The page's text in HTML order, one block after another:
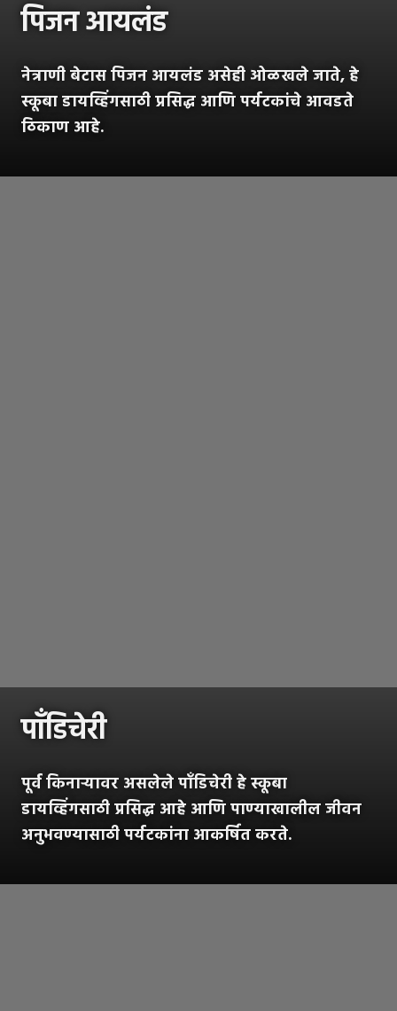
पिजन आयलंड
नेत्राणी बेटास पिजन आयलंड असेही ओळखले जाते, हे
स्कूबा डायव्हिंगसाठी प्रसिद्ध आणि पर्यटकांचे आवडते
ठिकाण आहे.
पाँडिचेरी
पूर्व किनाऱ्यावर असलेले पाँडिचेरी हे स्कूबा
डायव्हिंगसाठी प्रसिद्ध आहे आणि पाण्याखालील जीवन
अनुभवण्यासाठी पर्यटकांना आकर्षित करते.